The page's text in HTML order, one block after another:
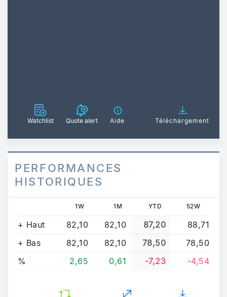
Watchlist Quote alert Aide Téléchargement
PERFORMANCES
HISTORIQUES
1W 1M YTD 52W
+ Haut 82,10 82,10 87,20
88,71
+ Bas
82,10 82,10 78,50
78,50
%
2,65 0,61 -7,23 -4,54